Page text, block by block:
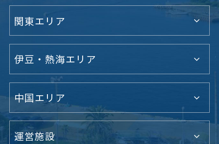
関東エリア
伊豆・熱海エリア
中国エリア
運営施設